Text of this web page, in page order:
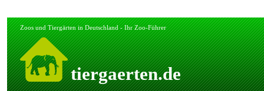
Zoos und Tiergärten in Deutschland - Ihr Zoo-Führer
tiergaerten.de